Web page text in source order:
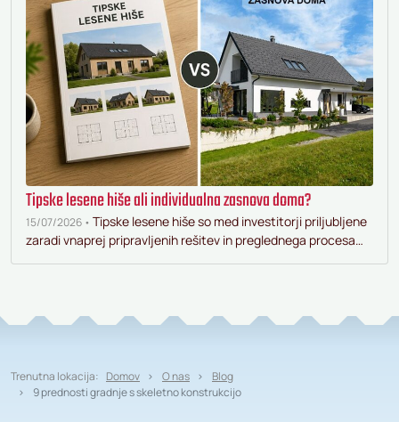
Tipske lesene hiše ali individualna zasnova doma?
15/07/2026 • Tipske lesene hiše so med investitorji priljubljene
zaradi vnaprej pripravljenih rešitev in preglednega procesa…
Trenutna lokacija: Domov O nas
Blog
9 prednosti gradnje s skeletno konstrukcijo